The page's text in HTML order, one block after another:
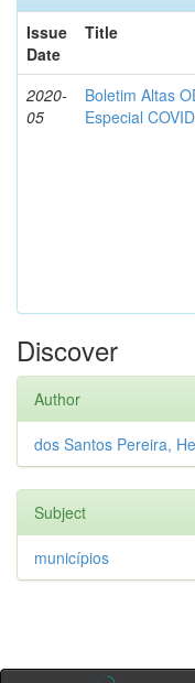
Issue
Date
Title
2020-
05
Boletim Altas
Especial
Discover
Author
dos Santos Pereira,
Subject
municípios